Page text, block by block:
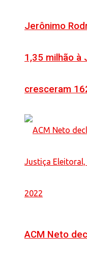
Jerônimo
1,35 milhão à
cresceram
ACM Neto